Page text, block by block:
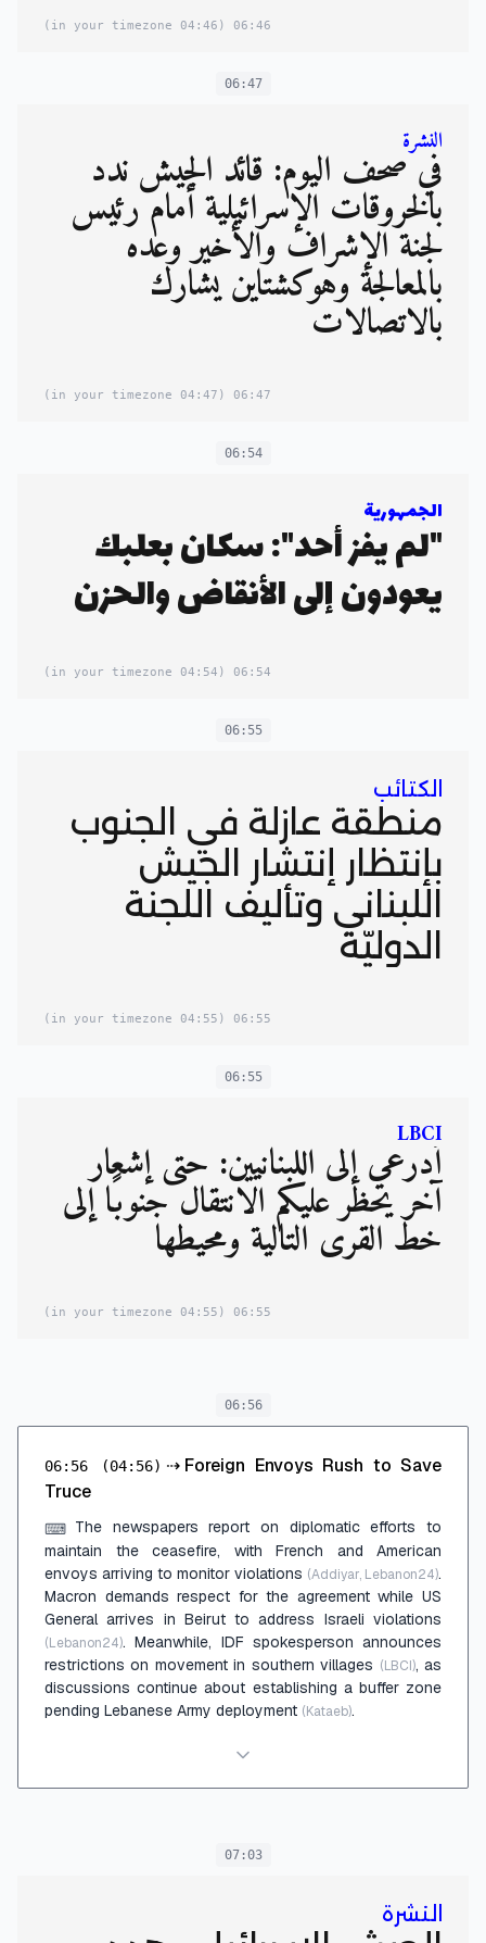
06:46
(04:46 in your timezone)
06:47
النشرة
في صحف اليوم: قائد الجيش ندد
بالخروقات الإسرائيلية أمام رئيس
لجنة الإشراف والأخير وعده
بالمعالجة وهوكشتاين يشارك
بالاتصالات
06:47
(04:47 in your timezone)
06:54
الجمهورية
"لم يفز أحد": سكان بعلبك
يعودون إلى الأنقاض والحزن
06:54
(04:54 in your timezone)
06:55
الكتائب
منطقة عازلة في الجنوب
بإنتظار إنتشار الجيش
اللبناني وتأليف اللجنة
الدوليّة
06:55
(04:55 in your timezone)
06:55
LBCI
أدرعي إلى اللبنانيين: حتى إشعار
آخر يحظر عليكم الانتقال جنوبًا إلى
خط القرى التالية ومحيطها
06:55
(04:55 in your timezone)
06:56
06:56 (04:56) ⇢ Foreign Envoys Rush to Save
Truce
⌨ The newspapers report on diplomatic efforts to
maintain the ceasefire, with French and American
envoys arriving to monitor violations (Addiyar, Lebanon24).
Macron demands respect for the agreement while US
General arrives in Beirut to address Israeli violations
(Lebanon24). Meanwhile, IDF spokesperson announces
restrictions on movement in southern villages (LBCI), as
discussions continue about establishing a buffer zone
pending Lebanese Army deployment (Kataeb).
07:03
النشرة